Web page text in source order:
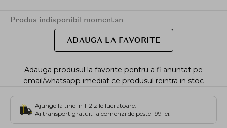
Produs indisponibil momentan
ADAUGA LA FAVORITE
Adauga produsul la favorite pentru a fi anuntat pe
email/whatsapp imediat ce produsul reintra in stoc
Ajunge la tine in 1-2 zile lucratoare.
Ai transport gratuit la comenzi de peste 199 lei.